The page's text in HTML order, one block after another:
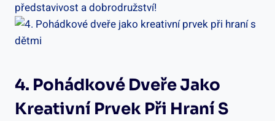
představivost a dobrodružství!
4. Pohádkové Dveře Jako
Kreativní Prvek Při Hraní S